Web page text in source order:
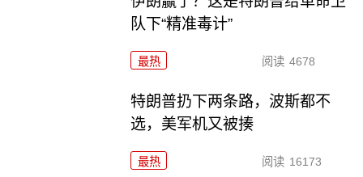
队下“精准毒计”
最热 阅读 4678
特朗普扔下两条路，波斯都不
选，美军机又被揍
最热 阅读 16173